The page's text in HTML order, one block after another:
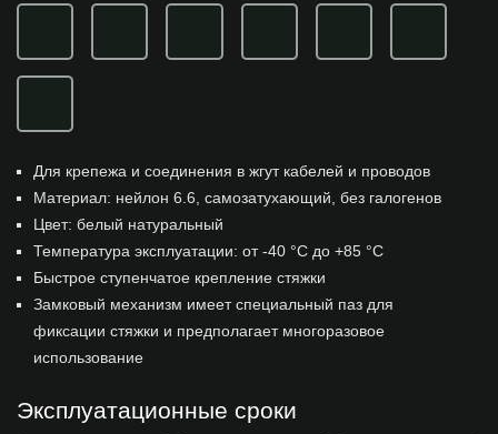
Для крепежа и соединения в жгут кабелей и проводов
Материал: нейлон 6.6, самозатухающий, без галогенов
Цвет: белый натуральный
Температура эксплуатации: от -40 °С до +85 °С
Быстрое ступенчатое крепление стяжки
Замковый механизм имеет специальный паз для
фиксации стяжки и предполагает многоразовое
использование
Эксплуатационные сроки